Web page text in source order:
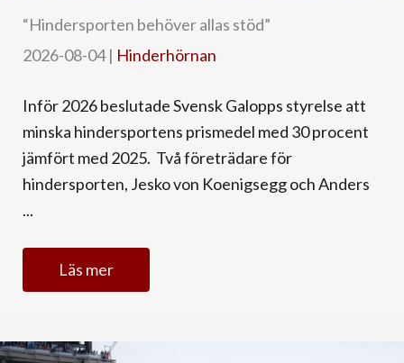
“Hindersporten behöver allas stöd”
2026-08-04| Hinderhörnan
Inför 2026 beslutade Svensk Galopps styrelse att
minska hindersportens prismedel med 30 procent
jämfört med 2025. Två företrädare för
hindersporten, Jesko von Koenigsegg och Anders
...
Läs mer